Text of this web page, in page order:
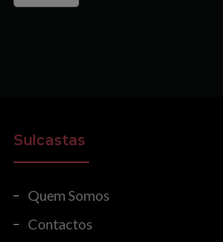
Sulcastas
Quem Somos
Contactos